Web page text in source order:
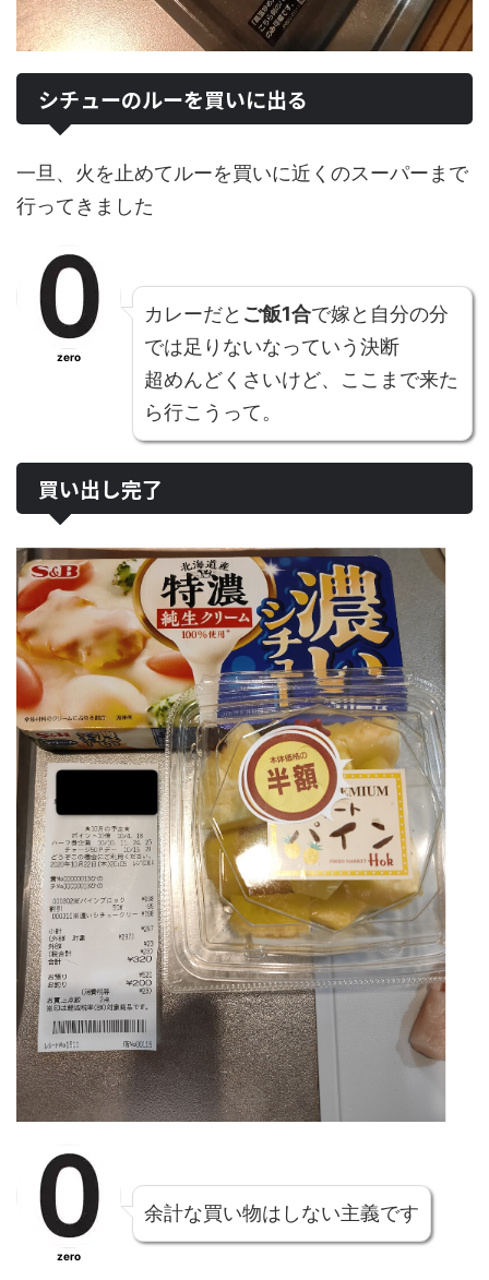
シチューのルーを買いに出る
一旦、火を止めてルーを買いに近くのスーパーまで
行ってきました
zero
カレーだと ご飯1合で嫁と自分の分
では足りないなっていう決断
超めんどくさいけど、ここまで来た
ら行こうって。
買い出し完了
zero
余計な買い物はしない主義です